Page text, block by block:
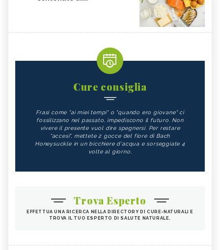
Cure consiglia
Frasi come "ai miei tempi" o "quando ero giovane" ci
fossilizzano nel passato, impediscono il futuro. Non
vivere il presente vuol dire spegnersi. Per restare
"accesi", mettete 2 gocce del fiore di Bach
Honeysuckle in un bicchiere d'acqua e sorseggiate 4
volte al giorno.
Trova Esperto
EFFETTUA UNA RICERCA NELLA DIRECTORY DI CURE-NATURALI E
TROVA IL TUO ESPERTO DI SALUTE NATURALE.